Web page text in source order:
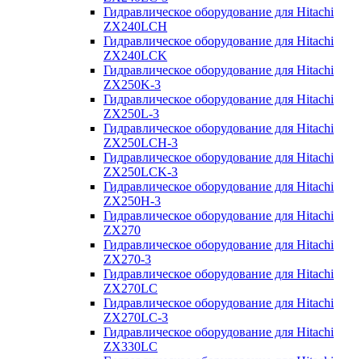
Гидравлическое оборудование для Hitachi
ZX240LCH
Гидравлическое оборудование для Hitachi
ZX240LCK
Гидравлическое оборудование для Hitachi
ZX250K-3
Гидравлическое оборудование для Hitachi
ZX250L-3
Гидравлическое оборудование для Hitachi
ZX250LCH-3
Гидравлическое оборудование для Hitachi
ZX250LCK-3
Гидравлическое оборудование для Hitachi
ZX250Н-3
Гидравлическое оборудование для Hitachi
ZX270
Гидравлическое оборудование для Hitachi
ZX270-3
Гидравлическое оборудование для Hitachi
ZX270LC
Гидравлическое оборудование для Hitachi
ZX270LC-3
Гидравлическое оборудование для Hitachi
ZX330LC